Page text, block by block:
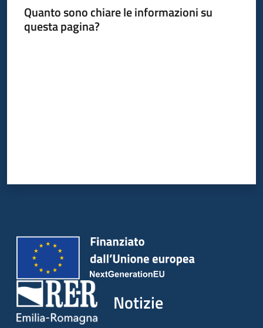
Quanto sono chiare le informazioni su
questa pagina?
Notizie